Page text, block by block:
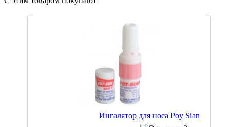
Ингалятор для носа Poy Sian